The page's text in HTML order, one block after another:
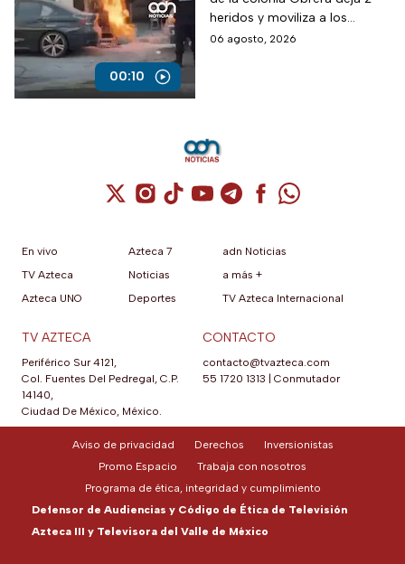
00:10
heridos
heridos y moviliza a los
servicios de emergencia en
06 agosto, 2026
Cuenta de X / Twitter (se abre en una
Cuenta de Instagram (se abre en una
Cuenta de TikTok (se abre en
Cuenta de YouTube (se abre
Cuenta de Telegram (se
Cuenta de
Cuenta de
En vivo
TV Azteca
Azteca UNO
Azteca 7
Noticias
Deportes
adn Noticias
a más +
TV Azteca Internacional
TV AZTECA
Periférico Sur 4121,
Col. Fuentes Del Pedregal, C.P.
14140,
Ciudad De México, México.
CONTACTO
contacto@tvazteca.com
55 1720 1313
Conmutador
Aviso de privacidad Derechos
Inversionistas
Promo Espacio
Trabaja con nosotros
Programa de ética, integridad y cumplimiento
Defensor de Audiencias y Código de Ética de Televisión
Azteca III y Televisora del Valle de México